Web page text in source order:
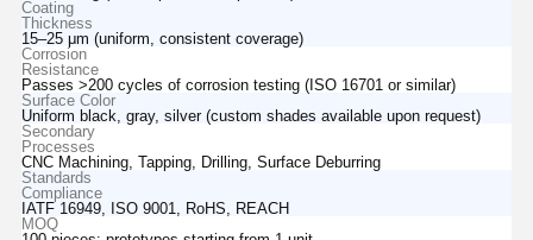
Coating
Thickness
15–25 μm (uniform, consistent coverage)
Corrosion
Resistance
Passes >200 cycles of corrosion testing (ISO 16701 or similar)
Surface Color
Uniform black, gray, silver (custom shades available upon request)
Secondary
Processes
CNC Machining, Tapping, Drilling, Surface Deburring
Standards
Compliance
IATF 16949, ISO 9001, RoHS, REACH
MOQ